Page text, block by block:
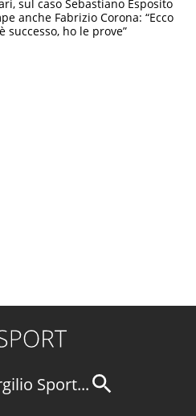
sul caso Sebastiano Esposito
anche Fabrizio Corona: “Ecco
successo, ho le prove”
Sport...